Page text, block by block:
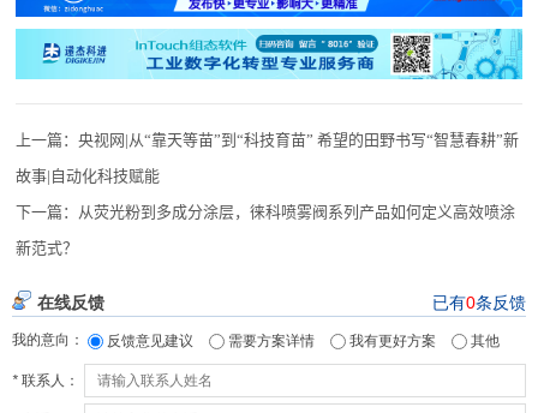
上一篇：央视网|从“靠天等苗”到“科技育苗” 希望的田野书写“智慧春耕”新
故事|自动化科技赋能
下一篇：
从荧光粉到多成分涂层，徕科喷雾阀系列产品如何定义高效喷涂
新范式？